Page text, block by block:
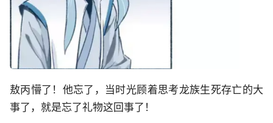
敖丙懵了！他忘了，当时光顾着思考龙族生死存亡的大
事了，就是忘了礼物这回事了！